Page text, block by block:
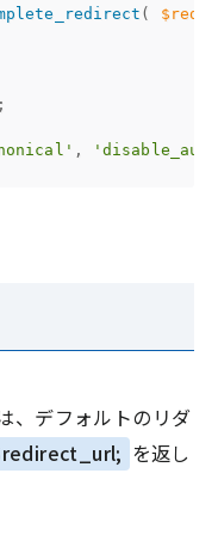
(
;
,
、デフォルトのリダ
を返し